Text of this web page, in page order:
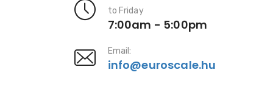
to Friday
7:00am - 5:00pm
Email:
info@euroscale.hu